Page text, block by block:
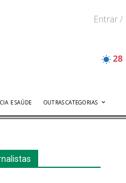
Entrar /
28
E SAÚDE OUTRAS CATEGORIAS